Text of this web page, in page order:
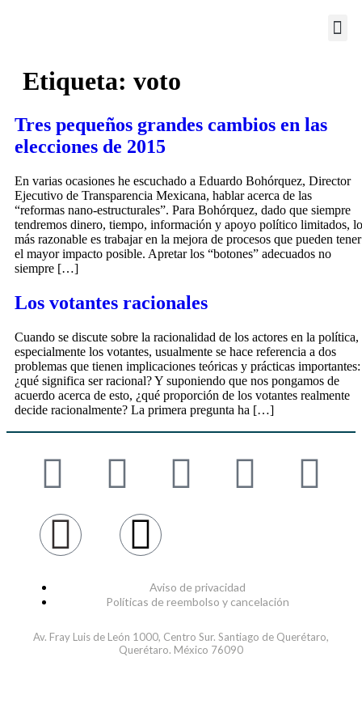
Etiqueta: voto
Tres pequeños grandes cambios en las
elecciones de 2015
En varias ocasiones he escuchado a Eduardo Bohórquez, Director
Ejecutivo de Transparencia Mexicana, hablar acerca de las
“reformas nano-estructurales”. Para Bohórquez, dado que siempre
tendremos dinero, tiempo, información y apoyo político limitados, lo
más razonable es trabajar en la mejora de procesos que pueden tener
el mayor impacto posible. Apretar los “botones” adecuados no
siempre […]
Los votantes racionales
Cuando se discute sobre la racionalidad de los actores en la política,
especialmente los votantes, usualmente se hace referencia a dos
problemas que tienen implicaciones teóricas y prácticas importantes:
¿qué significa ser racional? Y suponiendo que nos pongamos de
acuerdo acerca de esto, ¿qué proporción de los votantes realmente
decide racionalmente? La primera pregunta ha […]
Aviso de privacidad
Políticas de reembolso y cancelación
Av. Fray Luis de León 1000, Centro Sur. Santiago de Querétaro,
Querétaro. México 76090